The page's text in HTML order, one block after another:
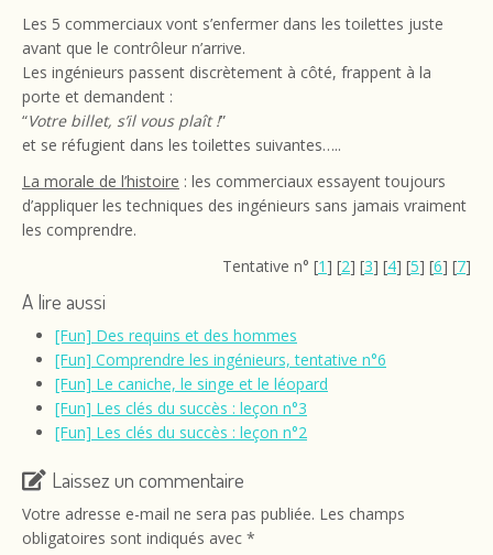
Les 5 commerciaux vont s’enfermer dans les toilettes juste
avant que le contrôleur n’arrive.
Les ingénieurs passent discrètement à côté, frappent à la
porte et demandent :
“Votre billet, s’il vous plaît !”
et se réfugient dans les toilettes suivantes…..
La morale de l’histoire : les commerciaux essayent toujours
d’appliquer les techniques des ingénieurs sans jamais vraiment
les comprendre.
Tentative n° [1] [2] [3] [4] [5] [6] [7]
A lire aussi
[Fun] Des requins et des hommes
[Fun] Comprendre les ingénieurs, tentative n°6
[Fun] Le caniche, le singe et le léopard
[Fun] Les clés du succès : leçon n°3
[Fun] Les clés du succès : leçon n°2
Laissez un commentaire
Votre adresse e-mail ne sera pas publiée. Les champs
obligatoires sont indiqués avec *